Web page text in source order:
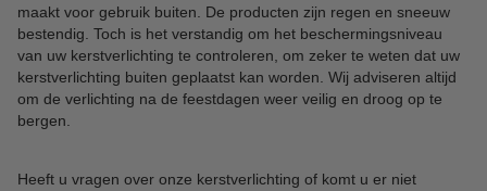
maakt voor gebruik buiten. De producten zijn regen en sneeuw
bestendig. Toch is het verstandig om het beschermingsniveau
van uw kerstverlichting te controleren, om zeker te weten dat uw
kerstverlichting buiten geplaatst kan worden. Wij adviseren altijd
om de verlichting na de feestdagen weer veilig en droog op te
bergen.
Heeft u vragen over onze kerstverlichting of komt u er niet